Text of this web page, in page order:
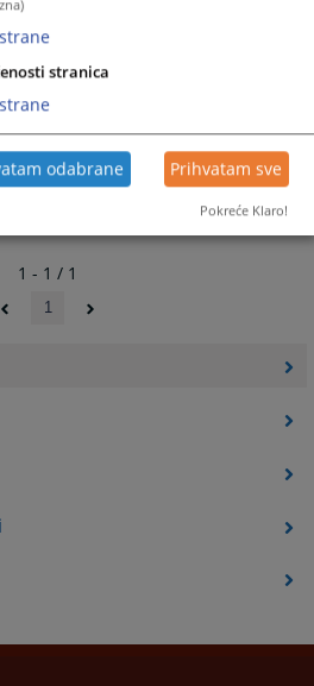
1 - 1 / 1
1
stranica
odabrane Prihvatam sve
Pokreće Klaro!